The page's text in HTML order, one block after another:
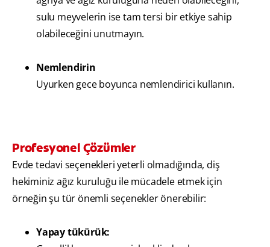
sulu meyvelerin ise tam tersi bir etkiye sahip
olabileceğini unutmayın.
Nemlendirin
Uyurken gece boyunca nemlendirici kullanın.
Profesyonel Çözümler
Evde tedavi seçenekleri yeterli olmadığında, diş
hekiminiz ağız kuruluğu ile mücadele etmek için
örneğin şu tür önemli seçenekler önerebilir:
Yapay tükürük: